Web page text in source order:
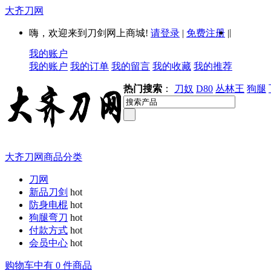
大齐刀网
嗨，欢迎来到刀剑网上商城! 请登录 | 免费注册 ||
我的账户
我的账户 我的订单 我的留言 我的收藏 我的推荐
热门搜索 ： 刀奴 D80 丛林王 狗腿
大齐刀网商品分类
刀网
新品刀剑 hot
防身电棍 hot
狗腿弯刀 hot
付款方式 hot
会员中心 hot
购物车中有 0 件商品